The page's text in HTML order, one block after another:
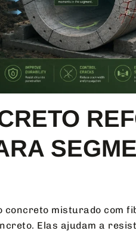
concreto misturado com
Elas ajudam a